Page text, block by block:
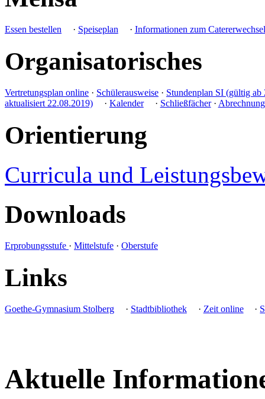
Essen bestellen · Speiseplan · Informationen zum
Organisatorisches
Vertretungsplan online · Schülerausweise · Stundenplan SI (gültig
aktualisiert 22.08.2019)
· Kalender · Schließfächer·
Orientierung
Curricula und
Downloads
Erprobungsstufe · Mittelstufe · Oberstufe
Links
Goethe-Gymnasium Stolberg · Stadtbibliothek · Zeit online ·
Aktuelle